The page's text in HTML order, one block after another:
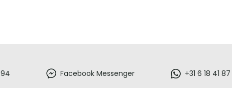
Facebook Messenger +31 6 18 41